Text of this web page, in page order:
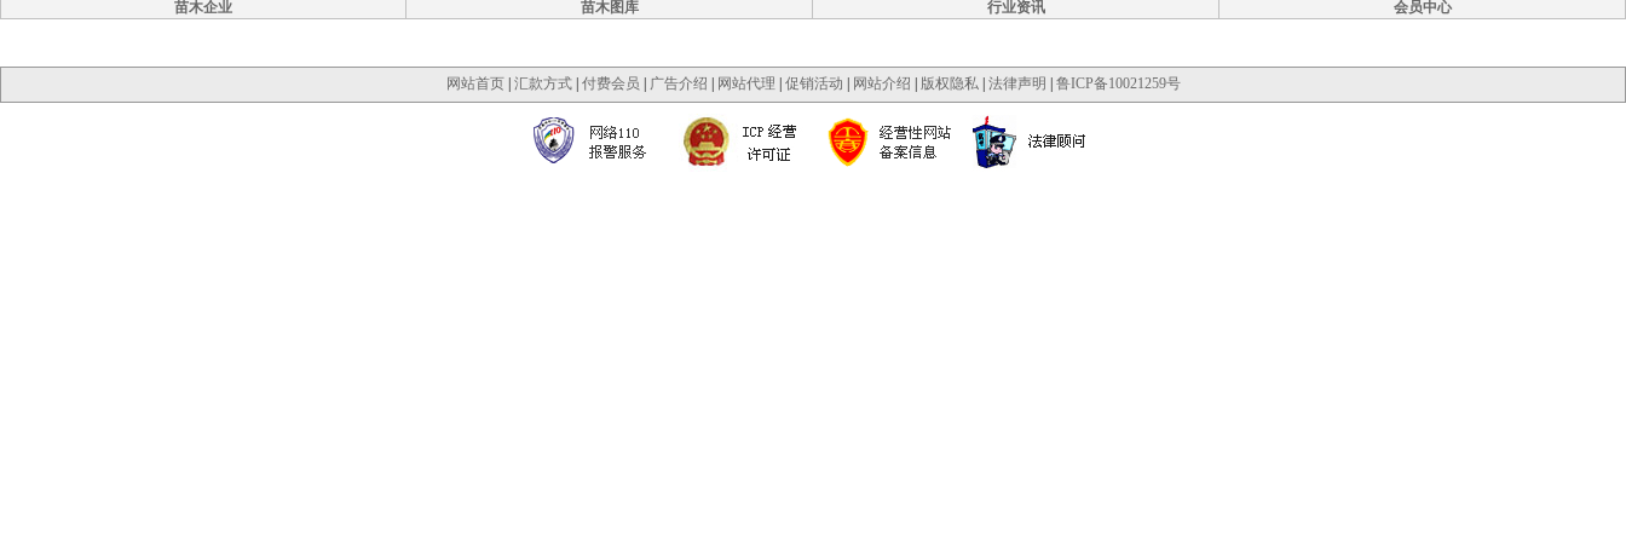
苗木企业 苗木图库 行业资讯 会员中心
网站首页| 汇款方式| 付费会员 广告介绍 网站代理 促销活动 网站介绍 版权隐私| 法律声明 鲁ICP备10021259号